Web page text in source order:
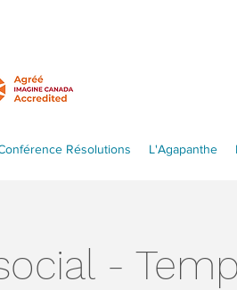
Résolutions L'Agapanthe
-